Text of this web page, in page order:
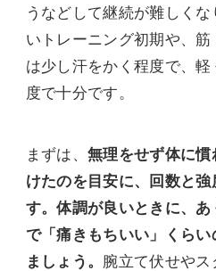
うなどして継続が難しく
いトレーニング初期や、
は少し汗をかく程度で、
度で十分です。
まずは、 無理をせず体に
けたのを目安に、回数と
す。体調が良いときに、あ
で「痛きもちいい」くら
ましょう。 腕立て伏せやス